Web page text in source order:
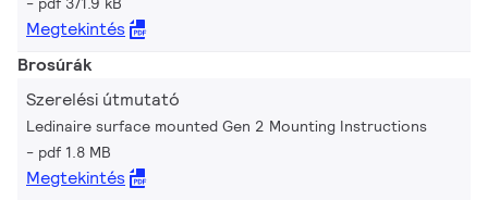
Megtekintés
Brosúrák
Szerelési útmutató
Ledinaire surface mounted Gen 2 Mounting Instructions
pdf 1.8 MB
Megtekintés